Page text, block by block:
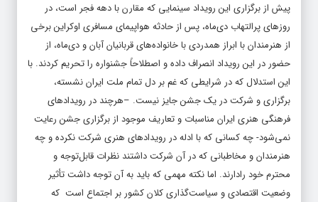
پیش از برگزاری این رویداد سینمایی که مقارن با دهه فجر است، در
روزهای پرالتهاب دی‌ماه، پس از حادثه هواپیمای مسافری اوکراین برخی
از هنرمندان با ابراز همدردی با خانواده‌های قربانیان آبان و دی‌ماه، از
حضور در این رویداد انصراف داده و اصطلاحاً جشنواره‌ را تحریم کردند. با
این استدلال که در شرایطی که غم بر دل تمام ملت ایران نشسته،
برگزاری و شرکت در یک جشن جایز نیست. –هرچند در رویدادهای
فرهنگی هنری ایران مناسبات و تعاریف موجود از برگزاری جشن رعایت
نمی‌شود- چه کسانی که با ادله در رویدادهای هنری شرکت نکرده و چه
هنرمندان و مخاطبانی که در آن شرکت داشتند نظرات قابل‌توجه و
محترم خود رادارند. اما نکته مهمی که باید به آن توجه داشت تأثیر
وضعیت اقتصادی و سیاست‌گذاری کلان کشور بر اجتماع است که